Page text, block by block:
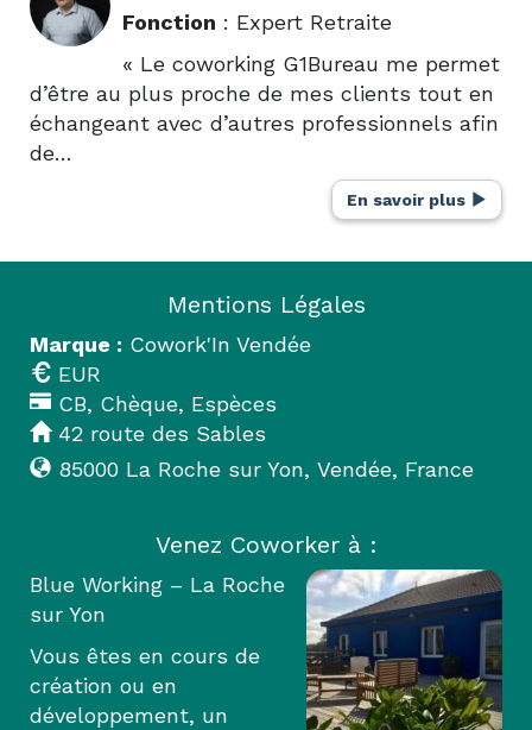
Fonction : Expert Retraite
« Le coworking G1Bureau me permet
d’être au plus proche de mes clients tout en
échangeant avec d’autres professionnels afin
de…
En savoir plus
Mentions Légales
Marque : Cowork'In Vendée
EUR
CB, Chèque, Espèces
42 route des Sables
85000 La Roche sur Yon, Vendée, France
Venez Coworker à :
Blue Working – La Roche
sur Yon
Vous êtes en cours de
création ou en
développement, un